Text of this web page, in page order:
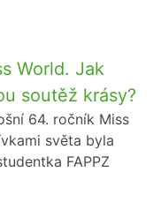
World. Jak
soutěž krásy?
64. ročník Miss
světa byla
FAPPZ